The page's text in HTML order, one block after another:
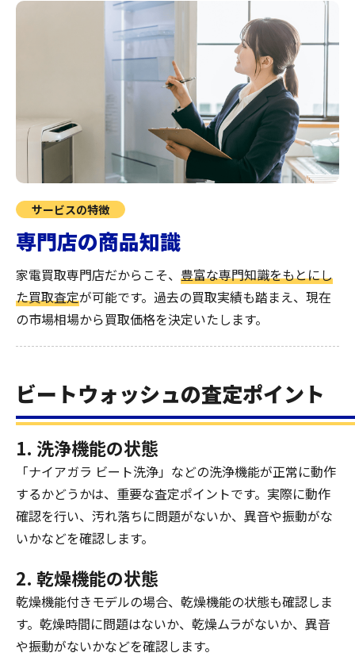
サービスの特徴
専門店の商品知識
家電買取専門店だからこそ、 豊富な専門知識をもとにし
た買取査定が可能です。過去の買取実績も踏まえ、現在
の市場相場から買取価格を決定いたします。
ビートウォッシュの査定ポイント
1. 洗浄機能の状態
「ナイアガラ ビート洗浄」などの洗浄機能が正常に動作
するかどうかは、重要な査定ポイントです。実際に動作
確認を行い、汚れ落ちに問題がないか、異音や振動がな
いかなどを確認します。
2. 乾燥機能の状態
乾燥機能付きモデルの場合、乾燥機能の状態も確認しま
す。乾燥時間に問題はないか、乾燥ムラがないか、異音
や振動がないかなどを確認します。